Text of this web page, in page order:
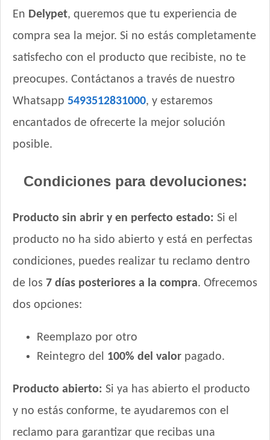
En Delypet, queremos que tu experiencia de
compra sea la mejor. Si no estás completamente
satisfecho con el producto que recibiste, no te
preocupes. Contáctanos a través de nuestro
Whatsapp 5493512831000, y estaremos
encantados de ofrecerte la mejor solución
posible.
Condiciones para devoluciones:
Producto sin abrir y en perfecto estado: Si el
producto no ha sido abierto y está en perfectas
condiciones, puedes realizar tu reclamo dentro
de los 7 días posteriores a la compra. Ofrecemos
dos opciones:
Reemplazo por otro
Reintegro del 100% del valor pagado.
Producto abierto: Si ya has abierto el producto
y no estás conforme, te ayudaremos con el
reclamo para garantizar que recibas una